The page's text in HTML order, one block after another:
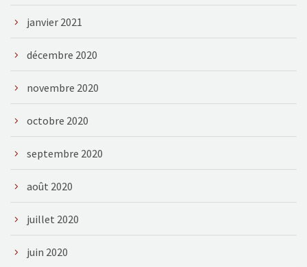
janvier 2021
décembre 2020
novembre 2020
octobre 2020
septembre 2020
août 2020
juillet 2020
juin 2020